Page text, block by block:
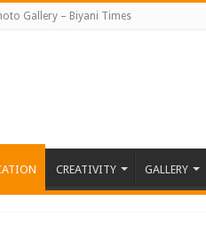
Gallery – Biyani Times
CREATIVITY GALLERY